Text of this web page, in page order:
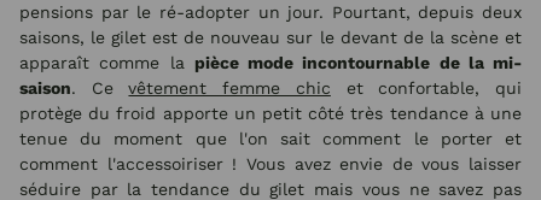
pensions par le ré-adopter un jour. Pourtant, depuis deux
saisons, le gilet est de nouveau sur le devant de la scène et
apparaît comme la pièce mode incontournable de la mi-
saison. Cevêtement femme chic et confortable, qui
protège du froid apporte un petit côté très tendance à une
tenue du moment que l'on sait comment le porter et
comment l'accessoiriser ! Vous avez envie de vous laisser
séduire par la tendance du gilet mais vous ne savez pas